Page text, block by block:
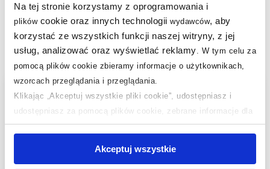
Na tej stronie korzystamy z oprogramowania i
plikówcookie oraz innych technologii wydawców, aby
korzystać ze wszystkich funkcji naszej witryny, z jej
usług, analizować oraz wyświetlać reklamy
W tym celu za
pomocą plików cookie zbieramy informacje o użytkownikach,
wzorcach przeglądania i przeglądania.
Klikając „Akceptuj wszystkie pliki cookie”, udostępniasz i
udostępniasz za pomocą plików cookie, zebrane informacje dla
użytkowników zewnętrznych, a także nasi partnerzy reklamowi.
jednak, że zablokowane niektóre pliki cookie mogą mieć wpływ
Akceptuj wszystkie
Produkty z serii:
Produkty podobne:
multirabaty multirabaty